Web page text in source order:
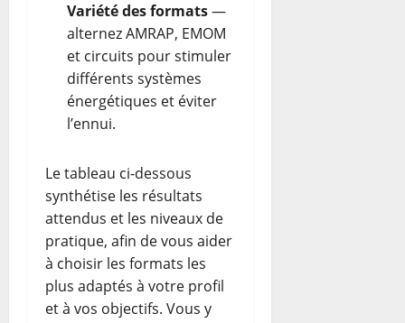
Variété des formats—
alternez AMRAP, EMOM
et circuits pour stimuler
différents systèmes
énergétiques et éviter
l’ennui.
Le tableau ci-dessous
synthétise les résultats
attendus et les niveaux de
pratique, afin de vous aider
à choisir les formats les
plus adaptés à votre profil
et à vos objectifs. Vous y